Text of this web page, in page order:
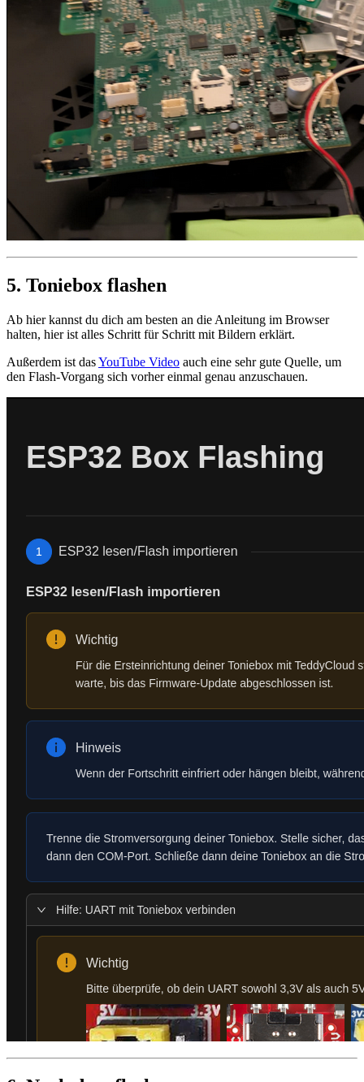
5. Toniebox flashen
Ab hier kannst du dich am besten an die Anleitung im Browser
halten, hier ist alles Schritt für Schritt mit Bildern erklärt.
Außerdem ist dasYouTube Video auch eine sehr gute Quelle, um
den Flash-Vorgang sich vorher einmal genau anzuschauen.